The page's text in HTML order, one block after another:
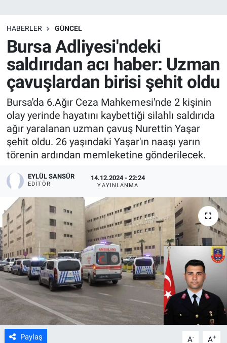
HABERLER GÜNCEL
Bursa Adliyesi'ndeki
saldırıdan acı haber: Uzman
çavuşlardan birisi şehit oldu
Bursa'da 6.Ağır Ceza Mahkemesi'nde 2 kişinin
olay yerinde hayatını kaybettiği silahlı saldırıda
ağır yaralanan uzman çavuş Nurettin Yaşar
şehit oldu. 26 yaşındaki Yaşar'ın naaşı yarın
törenin ardından memleketine gönderilecek.
EYLÜL SANSÜR
EDITÖR
14.12.2024 - 22:24
YAYINLANMA
Paylaş A- A+